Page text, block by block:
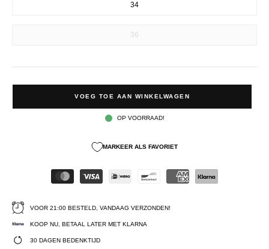
34
36
VOEG TOE AAN WINKELWAGEN
OP VOORRAAD!
MARKEER ALS FAVORIET
VOOR 21:00 BESTELD, VANDAAG VERZONDEN!
KOOP NU, BETAAL LATER MET KLARNA
30 DAGEN BEDENKTIJD